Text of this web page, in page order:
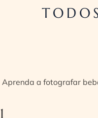
Aprenda a fotografar
1